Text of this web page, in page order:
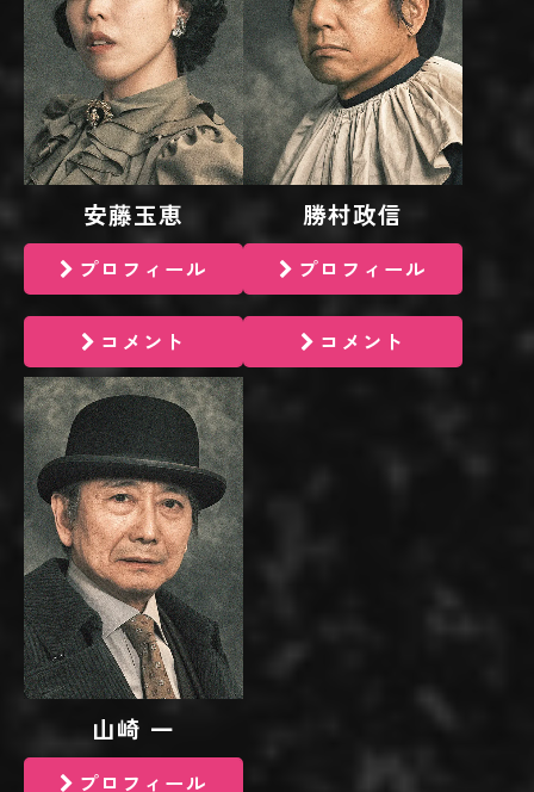
安藤玉恵
プロフィール
コメント
勝村政信
プロフィール
コメント
山崎 一
プロフィール